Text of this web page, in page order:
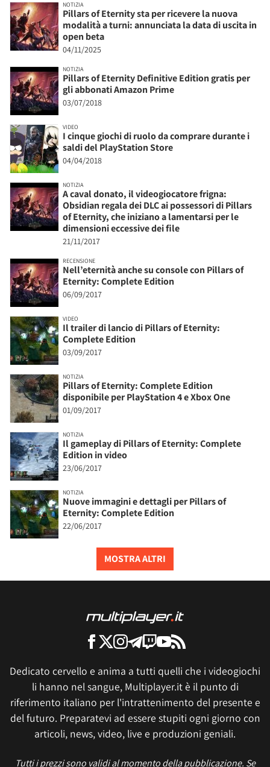
NOTIZIA
Pillars of Eternity sta per ricevere la nuova
modalità a turni: annunciata la data di uscita in
open beta
04/11/2025
NOTIZIA
Pillars of Eternity Definitive Edition gratis per
gli abbonati Amazon Prime
03/07/2018
VIDEO
I cinque giochi di ruolo da comprare durante i
saldi del PlayStation Store
04/04/2018
NOTIZIA
A caval donato, il videogiocatore frigna:
Obsidian regala dei DLC ai possessori di Pillars
of Eternity, che iniziano a lamentarsi per le
dimensioni eccessive dei file
21/11/2017
RECENSIONE
Nell’eternità anche su console con Pillars of
Eternity: Complete Edition
06/09/2017
VIDEO
Il trailer di lancio di Pillars of Eternity:
Complete Edition
03/09/2017
NOTIZIA
Pillars of Eternity: Complete Edition
disponibile per PlayStation 4 e Xbox One
01/09/2017
NOTIZIA
Il gameplay di Pillars of Eternity: Complete
Edition in video
23/06/2017
NOTIZIA
Nuove immagini e dettagli per Pillars of
Eternity: Complete Edition
22/06/2017
MOSTRA ALTRI
Dedicato cervello e anima a tutti quelli che i videogiochi
li hanno nel sangue, Multiplayer.it è il punto di
riferimento italiano per l'intrattenimento del presente e
del futuro. Preparatevi ad essere stupiti ogni giorno con
articoli, news, video, live e produzioni geniali.
Tutti i prezzi sono validi al momento della pubblicazione. Se